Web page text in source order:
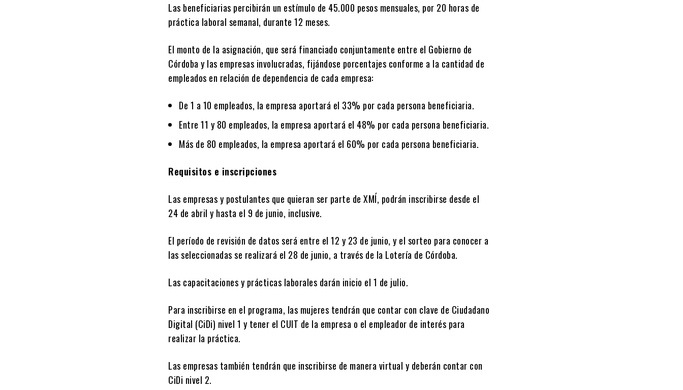
Las beneficiarias percibirán un estímulo de 45.000 pesos mensuales, por 20 horas de
práctica laboral semanal, durante 12 meses.
El monto de la asignación, que será financiado conjuntamente entre el Gobierno de
Córdoba y las empresas involucradas, fijándose porcentajes conforme a la cantidad de
empleados en relación de dependencia de cada empresa:
De 1 a 10 empleados, la empresa aportará el 33% por cada persona beneficiaria.
Entre 11 y 80 empleados, la empresa aportará el 48% por cada persona beneficiaria.
Más de 80 empleados, la empresa aportará el 60% por cada persona beneficiaria.
Requisitos e inscripciones
Las empresas y postulantes que quieran ser parte de XMÍ, podrán inscribirse desde el
24 de abril y hasta el 9 de junio, inclusive.
El período de revisión de datos será entre el 12 y 23 de junio, y el sorteo para conocer a
las seleccionadas se realizará el 28 de junio, a través de la Lotería de Córdoba.
Las capacitaciones y prácticas laborales darán inicio el 1 de julio.
Para inscribirse en el programa, las mujeres tendrán que contar con clave de Ciudadano
Digital (CiDi) nivel 1 y tener el CUIT de la empresa o el empleador de interés para
realizar la práctica.
Las empresas también tendrán que inscribirse de manera virtual y deberán contar con
CiDi nivel 2.